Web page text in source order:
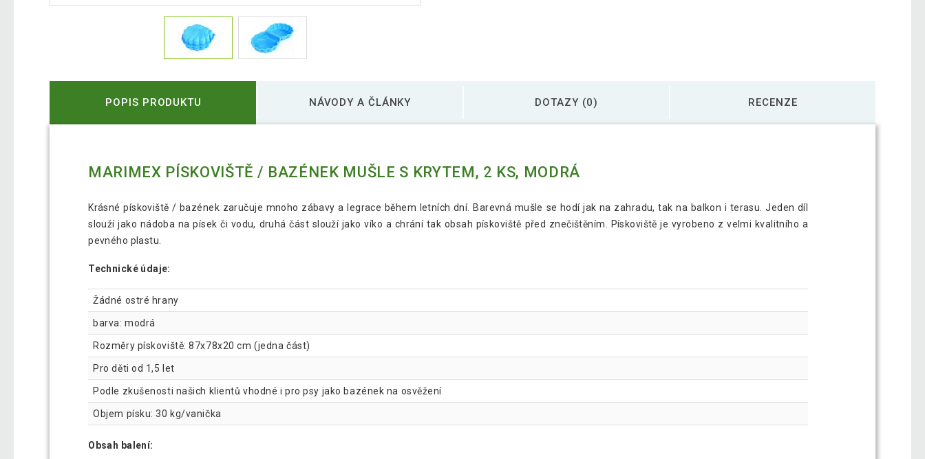
POPIS PRODUKTU NÁVODY A ČLÁNKY DOTAZY (0) RECENZE
MARIMEX PÍSKOVIŠTĚ / BAZÉNEK MUŠLE S KRYTEM, 2 KS, MODRÁ
Krásné pískoviště / bazének zaručuje mnoho zábavy a legrace během letních dní. Barevná mušle se hodí jak na zahradu, tak na balkon i terasu. Jeden díl
slouží jako nádoba na písek či vodu, druhá část slouží jako víko a chrání tak obsah pískoviště před znečištěním. Pískoviště je vyrobeno z velmi kvalitního a
pevného plastu.
Technické údaje:
Žádné ostré hrany
barva: modrá
Rozměry pískoviště: 87x78x20 cm (jedna část)
Pro děti od 1,5 let
Podle zkušenosti našich klientů vhodné i pro psy jako bazének na osvěžení
Objem písku: 30 kg/vanička
Obsah balení: